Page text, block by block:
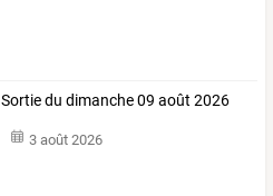
Sortie du dimanche 09 août 2026
3 août 2026